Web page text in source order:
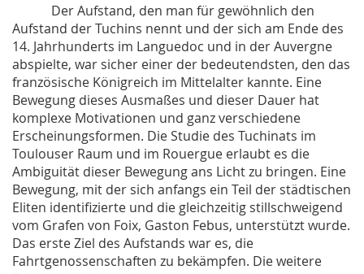
Der Aufstand, den man für gewöhnlich den
Aufstand der Tuchins nennt und der sich am Ende des
14. Jahrhunderts im Languedoc und in der Auvergne
abspielte, war sicher einer der bedeutendsten, den das
französische Königreich im Mittelalter kannte. Eine
Bewegung dieses Ausmaßes und dieser Dauer hat
komplexe Motivationen und ganz verschiedene
Erscheinungsformen. Die Studie des Tuchinats im
Toulouser Raum und im Rouergue erlaubt es die
Ambiguität dieser Bewegung ans Licht zu bringen. Eine
Bewegung, mit der sich anfangs ein Teil der städtischen
Eliten identifizierte und die gleichzeitig stillschweigend
vom Grafen von Foix, Gaston Febus, unterstützt wurde.
Das erste Ziel des Aufstands war es, die
Fahrtgenossenschaften zu bekämpfen. Die weitere